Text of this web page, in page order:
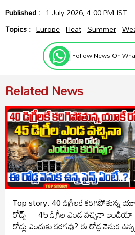
Published : 1 July 2026, 4:00 PM IST
Topics : Europe Heat Summer
Follow News On
Related News
Top story: 40 డిగ్రీలకే కరిగిపోతున్న
రోడ్స్… 45 డిగ్రీల ఎండ వచ్చినా ఇండియా
రోడ్లు ఎందుకు కరగవు? ఈ రోడ్ల వెనుక ఉన్న